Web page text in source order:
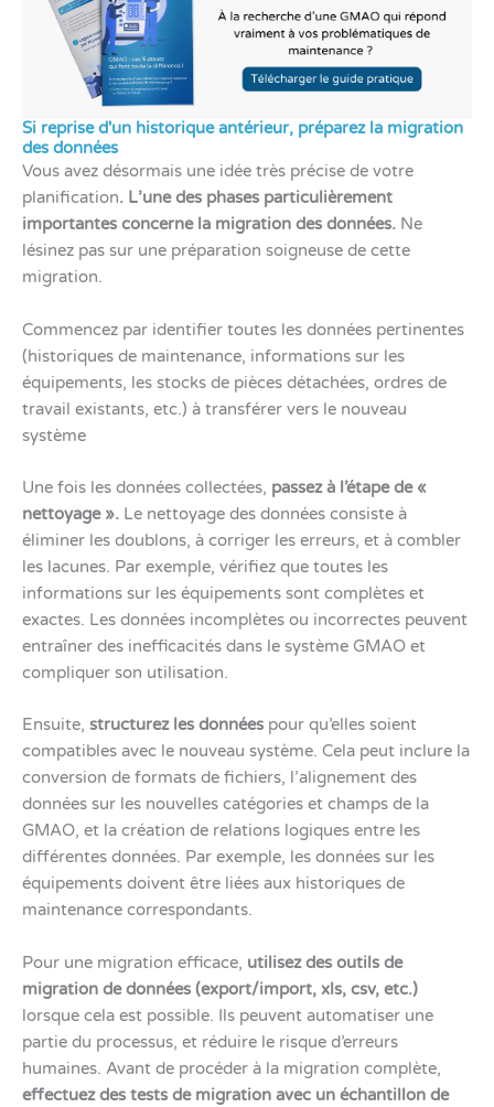
Si reprise d'un historique antérieur, préparez la migration
des données
Vous avez désormais une idée très précise de votre
planification. L’une des phases particulièrement
importantes concerne la migration des données. Ne
lésinez pas sur une préparation soigneuse de cette
migration.
Commencez par identifier toutes les données pertinentes
(historiques de maintenance, informations sur les
équipements, les stocks de pièces détachées, ordres de
travail existants, etc.) à transférer vers le nouveau
système
Une fois les données collectées, passez à l’étape de «
nettoyage ». Le nettoyage des données consiste à
éliminer les doublons, à corriger les erreurs, et à combler
les lacunes. Par exemple, vérifiez que toutes les
informations sur les équipements sont complètes et
exactes. Les données incomplètes ou incorrectes peuvent
entraîner des inefficacités dans le système GMAO et
compliquer son utilisation.
Ensuite, structurez les données pour qu’elles soient
compatibles avec le nouveau système. Cela peut inclure la
conversion de formats de fichiers, l’alignement des
données sur les nouvelles catégories et champs de la
GMAO, et la création de relations logiques entre les
différentes données. Par exemple, les données sur les
équipements doivent être liées aux historiques de
maintenance correspondants.
Pour une migration efficace, utilisez des outils de
migration de données (export/import, xls, csv, etc.)
lorsque cela est possible. Ils peuvent automatiser une
partie du processus, et réduire le risque d’erreurs
humaines. Avant de procéder à la migration complète,
effectuez des tests de migration avec un échantillon de